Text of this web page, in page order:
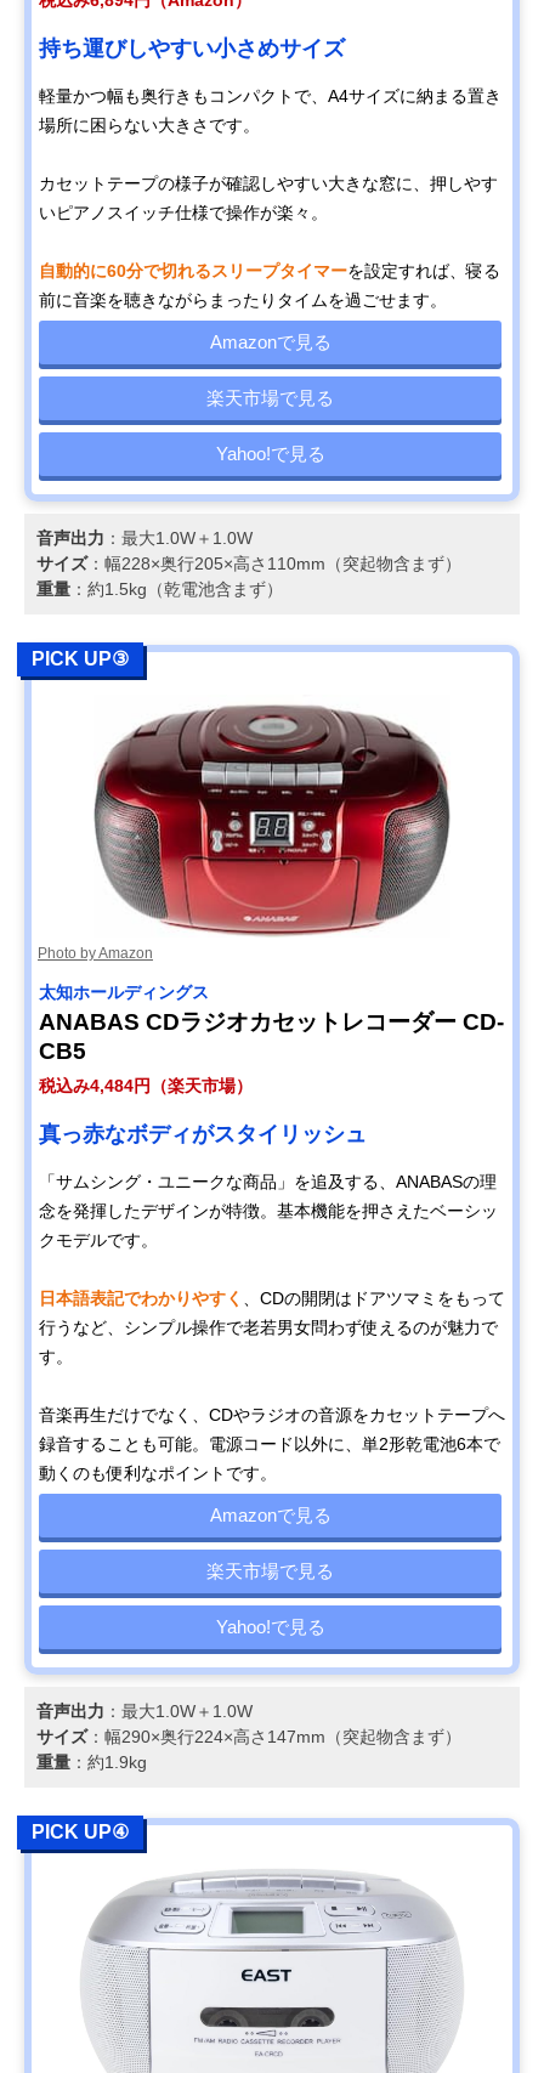
持ち運びしやすい小さめサイズ
軽量かつ幅も奥行きもコンパクトで、A4サイズに納まる置き
場所に困らない大きさです。
カセットテープの様子が確認しやすい大きな窓に、押しやす
いピアノスイッチ仕様で操作が楽々。
自動的に60分で切れるスリープタイマーを設定すれば、寝る
前に音楽を聴きながらまったりタイムを過ごせます。
Amazonで見る
楽天市場で見る
Yahoo!で見る
音声出力 ：最大1.0W＋1.0W
サイズ：幅228×奥行205×高さ110mm（突起物含まず）
重量 ：約1.5kg（乾電池含まず）
PICK UP③
Photo by Amazon
太知ホールディングス
ANABAS CDラジオカセットレコーダー CD-
CB5
税込み4,484円（楽天市場）
真っ赤なボディがスタイリッシュ
「サムシング・ユニークな商品」を追及する、ANABASの理
念を発揮したデザインが特徴。基本機能を押さえたベーシッ
クモデルです。
日本語表記でわかりやすく
、CDの開閉はドアツマミをもって
行うなど、シンプル操作で老若男女問わず使えるのが魅力で
す。
音楽再生だけでなく、CDやラジオの音源をカセットテープへ
録音することも可能。電源コード以外に、単2形乾電池6本で
動くのも便利なポイントです。
Amazonで見る
楽天市場で見る
Yahoo!で見る
音声出力 ：最大1.0W＋1.0W
サイズ：幅290×奥行224×高さ147mm（突起物含まず）
重量 ：約1.9kg
PICK UP④